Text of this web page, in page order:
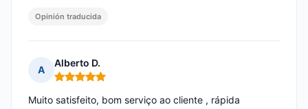
Opinión traducida
A
Alberto D.
Nota: 5 de 5
Muito satisfeito, bom serviço ao cliente , rápida